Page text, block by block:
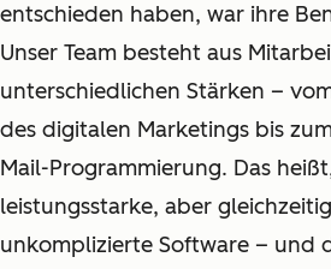
entschieden haben, war ihre
Unser Team besteht aus
unterschiedlichen Stärken –
des digitalen Marketings bis
Mail-Programmierung. Das
leistungsstarke, aber
unkomplizierte Software – und